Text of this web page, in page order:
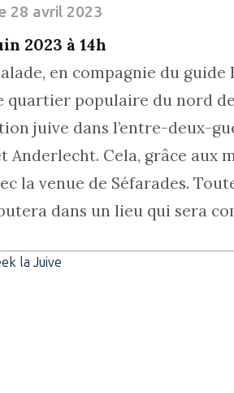
28 avril 2023
2023 à 14h
en compagnie du
quartier populaire du nord
juive dans l’entre-deux-
Anderlecht. Cela, grâce aux
la venue de Séfarades.
dans un lieu qui sera
la Juive